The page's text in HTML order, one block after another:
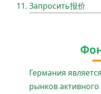
Запросить报价
Германия
рынков